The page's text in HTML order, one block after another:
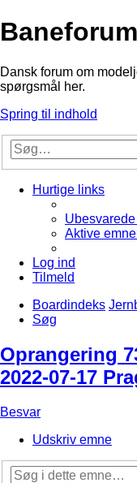
Dansk forum om
spørgsmål her.
Spring til indhold
Hurtige links
Aktive
Log ind
Tilmeld
Boardindeks
Søg
Oprangering
2022-07-17
Besvar
Udskriv emne